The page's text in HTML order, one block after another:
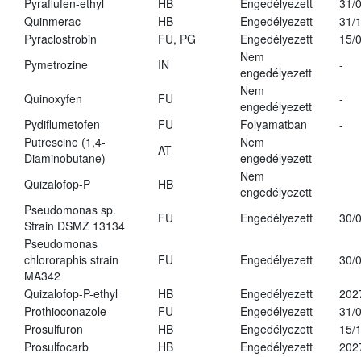
Pyraflufen-ethyl
HB Engedélyezett
31/
Quinmerac
HB Engedélyezett
31/
Pyraclostrobin
FU, PG Engedélyezett
15/
Pymetrozine
IN
Nem
engedélyezett
-
Quinoxyfen FU
Nem
engedélyezett
-
Pydiflumetofen
FU Folyamatban
-
Putrescine (1,4-
Diaminobutane)
AT
Nem
engedélyezett
Quizalofop-P
HB
Nem
engedélyezett
Pseudomonas sp.
Strain DSMZ 13134
FU Engedélyezett
30/
Pseudomonas
chlororaphis strain
MA342
FU Engedélyezett 30/
Quizalofop-P-ethyl HB Engedélyezett
Prothioconazole
FU Engedélyezett
31/
Prosulfuron
HB Engedélyezett
15/
Prosulfocarb
HB Engedélyezett